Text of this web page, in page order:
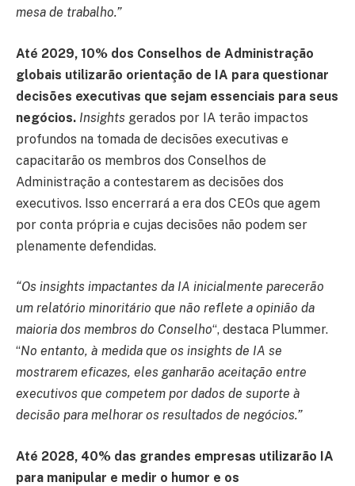
mesa de trabalho.”
Até 2029, 10% dos Conselhos de Administração
globais utilizarão orientação de IA para questionar
decisões executivas que sejam essenciais para seus
negócios. Insights gerados por IA terão impactos
profundos na tomada de decisões executivas e
capacitarão os membros dos Conselhos de
Administração a contestarem as decisões dos
executivos. Isso encerrará a era dos CEOs que agem
por conta própria e cujas decisões não podem ser
plenamente defendidas.
“Os insights impactantes da IA inicialmente parecerão
um relatório minoritário que não reflete a opinião da
maioria dos membros do Conselho“, destaca Plummer.
“No entanto, à medida que os insights de IA se
mostrarem eficazes, eles ganharão aceitação entre
executivos que competem por dados de suporte à
decisão para melhorar os resultados de negócios.”
Até 2028, 40% das grandes empresas utilizarão IA
para manipular e medir o humor e os